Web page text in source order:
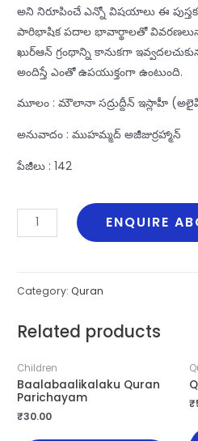
అని నిరూపించే ఎన్నో విషయాలు ఈ
పారిభాషిక పదాల భావార్థాలతో
ఖుర్ఆన్ గ్రంథాన్ని కానుకగా
అందిస్తే ఎంతో ఉపయుక్తంగా ఉంటుంది.
మూలం : మౌలానా సద్రుద్దీన్ ఇస్లాహీ
అనువాదం : ముహమ్మద్ అజీజుర్రహ్మాన్
పేజీలు : 142
Divya
Quran
ఖుర్ఆన్
quantity
ENQUIRE
Category:Quran
Related products
Children
Baalabaalikalaku Quran
Parichayam
₹30.00
₹